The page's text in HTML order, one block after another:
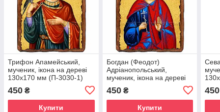
Трифон Апамейський,
мученик, ікона на дереві
130х170 мм (П-3030-1)
450 ₴
Купити
Богдан (Феодот)
Адріанопольський,
мученик, ікона на дереві
450₴
Купити
450